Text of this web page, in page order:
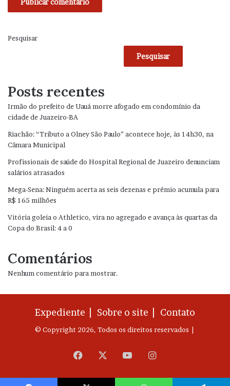
Pesquisar
Pesquisar
Posts recentes
Irmão do prefeito de Uauá morre afogado em condomínio da
cidade de Juazeiro-BA
Riachão: “Tributo a Olney São Paulo” acontece hoje, às 14h30, na
Câmara Municipal
Profissionais de saúde do Hospital Regional de Juazeiro denunciam
salários atrasados
Mega-Sena: Ninguém acerta as seis dezenas e prêmio acumula para
R$ 165 milhões
Vitória goleia o Athletico, vira no agregado e avança às quartas da
Copa do Brasil: 4 a 0
Comentários
Nenhum comentário para mostrar.
Expediente | Sobre o site | Contato
© Copyright 2026, Todos os direitos reservados |
Facebook YouTubeInstagram